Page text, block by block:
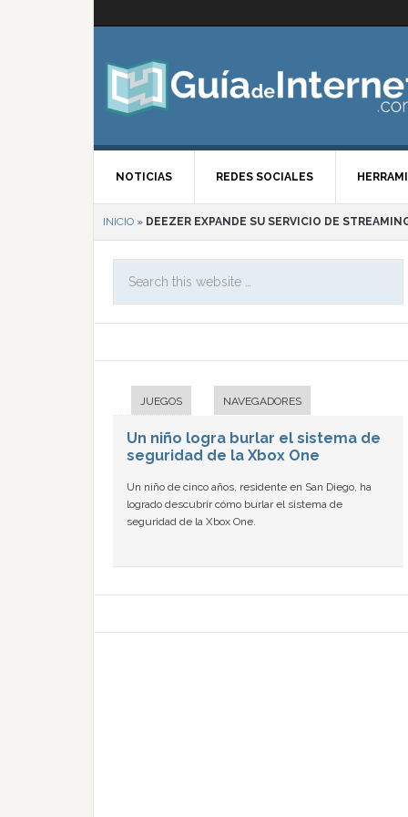
NOTICIAS REDES SOCIALES
INICIO » DEEZER EXPANDE SU SERVICIO DE
JUEGOS NAVEGADORES
Un niño logra burlar el sistema de
seguridad de la Xbox One
Un niño de cinco años, residente en San Diego, ha
logrado descubrir cómo burlar el sistema de
seguridad de la Xbox One.